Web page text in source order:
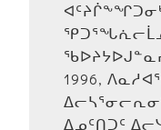
1996,
ᐃᓄᑦᑎᑐᑦ